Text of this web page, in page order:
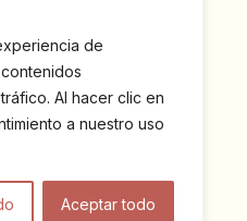
de
Al hacer clic en
a nuestro uso
Aceptar todo